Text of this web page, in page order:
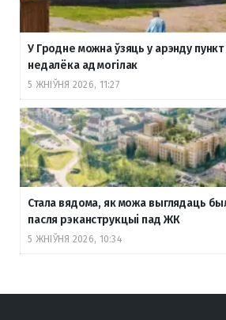
У Гродне можна ўзяць у арэнду
недалёка ад могілак
5 ЖНІЎНЯ 2026, 11:27
Стала вядома, як можа выглядаць
пасля рэканструкцыі пад ЖК
5 ЖНІЎНЯ 2026, 10:34